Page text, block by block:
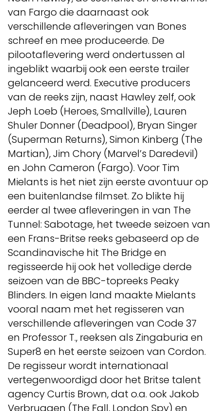
van Fargo die daarnaast ook
verschillende afleveringen van Bones
schreef en mee produceerde. De
pilootaflevering werd ondertussen al
ingeblikt waarbij ook een eerste trailer
gelanceerd werd. Executive producers
van de reeks zijn, naast Hawley zelf, ook
Jeph Loeb (Heroes, Smallville), Lauren
Shuler Donner (Deadpool), Bryan Singer
(Superman Returns), Simon Kinberg (The
Martian), Jim Chory (Marvel’s Daredevil)
en John Cameron (Fargo). Voor Tim
Mielants is het niet zijn eerste avontuur op
een buitenlandse filmset. Zo blikte hij
eerder al twee afleveringen in van The
Tunnel: Sabotage, het tweede seizoen van
een Frans-Britse reeks gebaseerd op de
Scandinavische hit The Bridge en
regisseerde hij ook het volledige derde
seizoen van de BBC-topreeks Peaky
Blinders. In eigen land maakte Mielants
vooral naam met het regisseren van
verschillende afleveringen van Code 37
en Professor T., reeksen als Zingaburia en
Super8 en het eerste seizoen van Cordon.
De regisseur wordt internationaal
vertegenwoordigd door het Britse talent
agency Curtis Brown, dat o.a. ook Jakob
Verbruggen (The Fall, London Spy) en